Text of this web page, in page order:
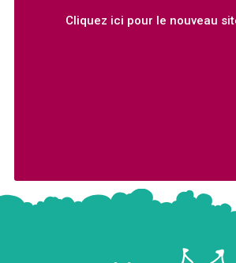
Cliquez ici pour le nouveau